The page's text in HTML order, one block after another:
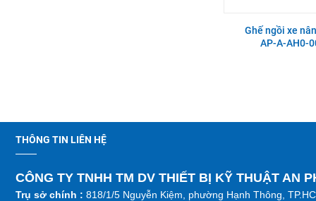
2T)
Mâm ép xe nâng TCM FG20-
Nắp xi lanh xe nâng Isuzu
Nắp xi lanh xe nâng Isuzu
C240PKJ | AP-Z-5-1-00003780
Ghế ngồi xe
AP-A-AH0-
THÔNG TIN LIÊN HỆ
CÔNG TY TNHH TM DV THIẾT BỊ KỸ THUẬT AN
Trụ sở chính : 818/1/5 Nguyễn Kiệm, phường Hạnh Thông,